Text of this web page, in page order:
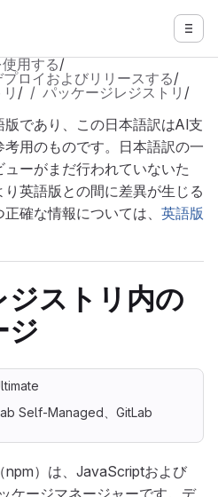
ページに移動 メニ
用する/
ロイおよびリリースする/
/ パッケージレジストリ /
であり、この日本語訳はAI支
用のものです。日本語訳の一
ーがまだ行われていないた
英語版との間に差異が生じる
確な情報については、 英語版
ストリ内の
ジ
Self-Managed、GitLab
）は、JavaScriptおよび
ケージマネージャーです。デ